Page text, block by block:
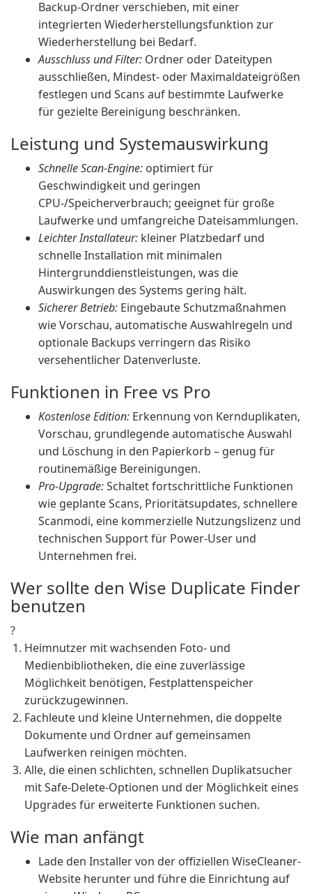
Backup-Ordner verschieben, mit einer
integrierten Wiederherstellungsfunktion zur
Wiederherstellung bei Bedarf.
Ausschluss und Filter: Ordner oder Dateitypen
ausschließen, Mindest- oder Maximaldateigrößen
festlegen und Scans auf bestimmte Laufwerke
für gezielte Bereinigung beschränken.
Leistung und Systemauswirkung
Schnelle Scan-Engine: optimiert für
Geschwindigkeit und geringen
CPU-/Speicherverbrauch; geeignet für große
Laufwerke und umfangreiche Dateisammlungen.
Leichter Installateur: kleiner Platzbedarf und
schnelle Installation mit minimalen
Hintergrunddienstleistungen, was die
Auswirkungen des Systems gering hält.
Sicherer Betrieb: Eingebaute Schutzmaßnahmen
wie Vorschau, automatische Auswahlregeln und
optionale Backups verringern das Risiko
versehentlicher Datenverluste.
Funktionen in Free vs Pro
Kostenlose Edition: Erkennung von Kernduplikaten,
Vorschau, grundlegende automatische Auswahl
und Löschung in den Papierkorb – genug für
routinemäßige Bereinigungen.
Pro-Upgrade:Schaltet fortschrittliche Funktionen
wie geplante Scans, Prioritätsupdates, schnellere
Scanmodi, eine kommerzielle Nutzungslizenz und
technischen Support für Power-User und
Unternehmen frei.
Wer sollte den Wise Duplicate Finder
benutzen
?
Heimnutzer mit wachsenden Foto- und
Medienbibliotheken, die eine zuverlässige
Möglichkeit benötigen, Festplattenspeicher
zurückzugewinnen.
Fachleute und kleine Unternehmen, die doppelte
Dokumente und Ordner auf gemeinsamen
Laufwerken reinigen möchten.
Alle, die einen schlichten, schnellen Duplikatsucher
mit Safe-Delete-Optionen und der Möglichkeit eines
Upgrades für erweiterte Funktionen suchen.
Wie man anfängt
Lade den Installer von der offiziellen WiseCleaner-
Website herunter und führe die Einrichtung auf